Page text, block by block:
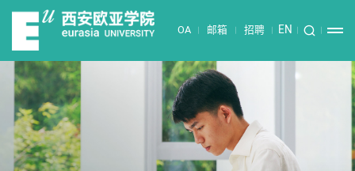
OA 邮箱 招聘 EN